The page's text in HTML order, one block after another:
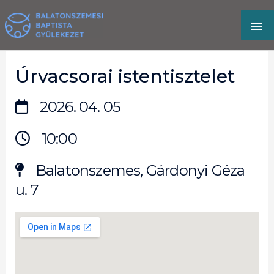
to
content
Úrvacsorai istentisztelet
2026. 04. 05
10:00
Balatonszemes, Gárdonyi Géza
u. 7